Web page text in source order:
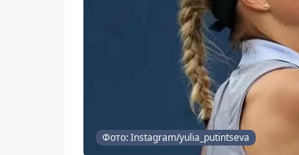
Фото: Instagram/yulia_putintseva